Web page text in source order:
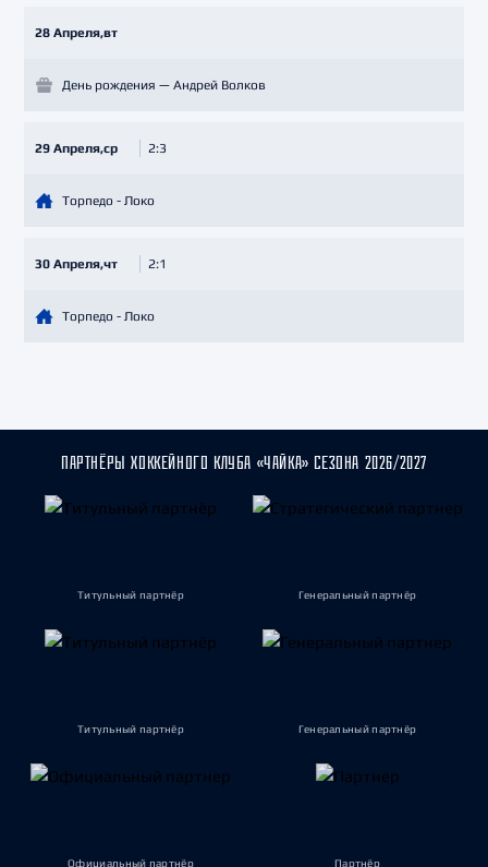
28 Апреля,вт
День рождения — Андрей Волков
29 Апреля,ср 2:3
Торпедо - Локо
30 Апреля,чт 2:1
Торпедо - Локо
ПАРТНЁРЫ ХОККЕЙНОГО КЛУБА «ЧАЙКА» СЕЗОНА 2026/2027
Титульный партнёр Генеральный партнёр
Титульный партнёр Генеральный партнёр
Официальный партнёр Партнёр